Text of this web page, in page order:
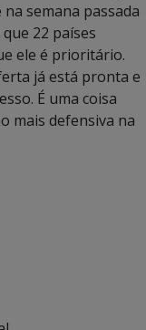
semana passada
22 países
ele é prioritário.
já está pronta e
É uma coisa
mais defensiva na